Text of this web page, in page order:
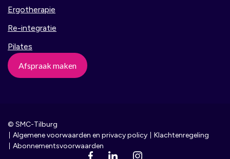
Ergotherapie
Re-integratie
Pilates
Afspraak maken
© SMC-Tilburg
Algemene voorwaarden en privacy policy
Klachtenregeling
Abonnementsvoorwaarden